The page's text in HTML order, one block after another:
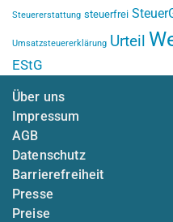
Steuererstattung steuerfrei
Umsatzsteuererklärung Urteil
EStG
Über uns
Impressum
AGB
Datenschutz
Barrierefreiheit
Presse
Preise